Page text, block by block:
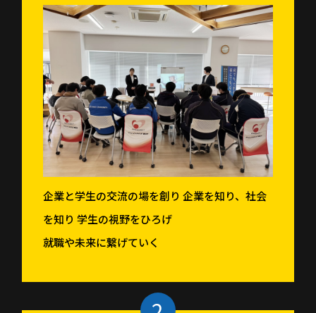
企業と学生の交流の場を創り 企業を知り、社会
を知り 学生の視野をひろげ
就職や未来に繋げていく